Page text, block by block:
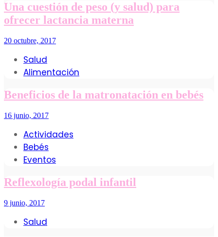
Una cuestión de peso (y salud) para
ofrecer lactancia materna
20 octubre, 2017
Salud
Alimentación
Beneficios de la matronatación en bebés
16 junio, 2017
Actividades
Bebés
Eventos
Reflexología podal infantil
9 junio, 2017
Salud